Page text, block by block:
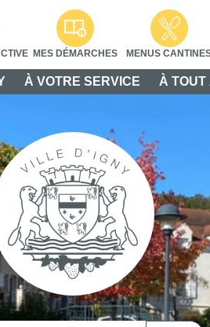
MES DÉMARCHES MENUS
À VOTRE SERVICE À TOUT